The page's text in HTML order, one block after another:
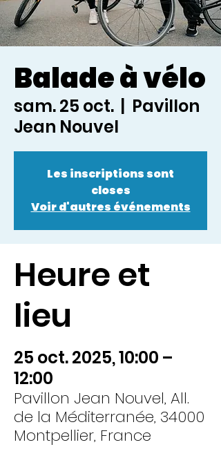
Balade à vélo
sam. 25 oct.
  |
Pavillon
Jean Nouvel
Les inscriptions sont
closes
Voir d'autres événements
Heure et
lieu
25 oct. 2025, 10:00 –
12:00
Pavillon Jean Nouvel, All.
de la Méditerranée, 34000
Montpellier, France